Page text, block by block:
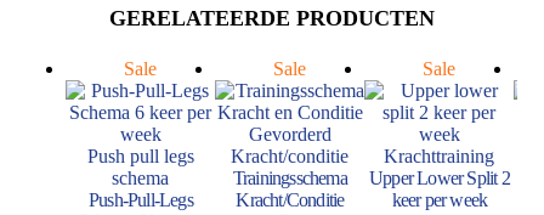
GERELATEERDE PRODUCTEN
Sale
Push pull legs
schema
Push-Pull-Legs
Sale
Kracht/conditie
Trainingsschema
Kracht/Conditie
Sale
Krachttraining
Upper Lower Split 2
keer per week